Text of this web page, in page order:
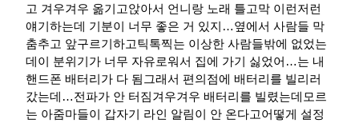
고 겨우겨우 옮기고앉아서 언니랑 노래 틀고막 이런저런
얘기하는데 기분이 너무 좋은 거 있지…옆에서 사람들 막
춤추고 앞구르기하고틱톡찍는 이상한 사람들밖에 없었는
데이 분위기가 너무 자유로워서 집에 가기 싫었어…​는 내
핸드폰 배터리가 다 됨그래서 편의점에 배터리를 빌리러
갔는데…전파가 안 터짐겨우겨우 배터리를 빌렸는데모르
는 아줌마들이 갑자기 라인 알림이 안 온다고어떻게 설정